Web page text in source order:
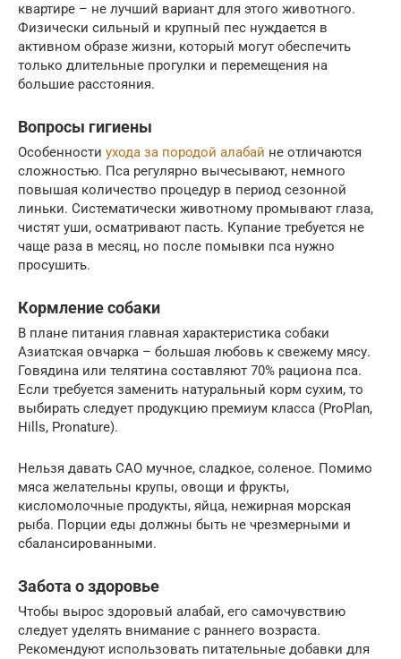
квартире – не лучший вариант для этого животного.
Физически сильный и крупный пес нуждается в
активном образе жизни, который могут обеспечить
только длительные прогулки и перемещения на
большие расстояния.
Вопросы гигиены
Особенности ухода за породой алабай не отличаются
сложностью. Пса регулярно вычесывают, немного
повышая количество процедур в период сезонной
линьки. Систематически животному промывают глаза,
чистят уши, осматривают пасть. Купание требуется не
чаще раза в месяц, но после помывки пса нужно
просушить.
Кормление собаки
В плане питания главная характеристика собаки
Азиатская овчарка – большая любовь к свежему мясу.
Говядина или телятина составляют 70% рациона пса.
Если требуется заменить натуральный корм сухим, то
выбирать следует продукцию премиум класса (ProPlan,
Hills, Pronature).
Нельзя давать САО мучное, сладкое, соленое. Помимо
мяса желательны крупы, овощи и фрукты,
кисломолочные продукты, яйца, нежирная морская
рыба. Порции еды должны быть не чрезмерными и
сбалансированными.
Забота о здоровье
Чтобы вырос здоровый алабай, его самочувствию
следует уделять внимание с раннего возраста.
Рекомендуют использовать питательные добавки для